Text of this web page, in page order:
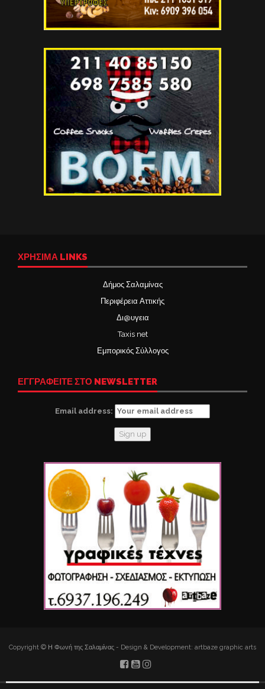
ΧΡΉΣΙΜΑ LINKS
Δήμος Σαλαμίνας
Περιφέρεια Αττικής
Δι@υγεια
Taxis net
Εμπορικός Σύλλογος
ΕΓΓΡΑΦΕΙΤΕ ΣΤΟ NEWSLETTER
Email address:
Copyright © Η Φωνή της Σαλαμίνας - Design & Development: artbaze graphic arts